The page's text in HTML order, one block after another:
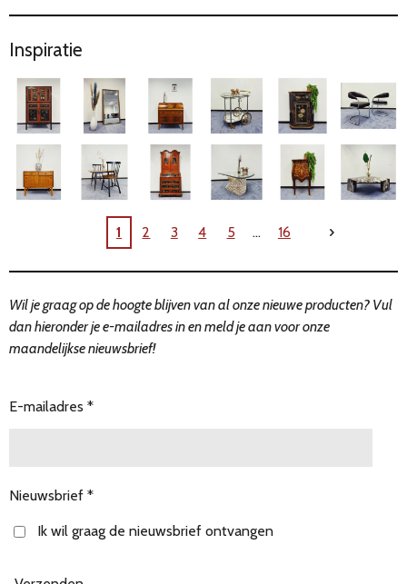
maanden
Point!
media!
Inspiratie
1 2 3 4 5 16
Wil je graag op de hoogte blijven van al onze nieuwe producten? Vul
dan hieronder je e-mailadres in en meld je aan voor onze
maandelijkse nieuwsbrief!
E-mailadres *
Nieuwsbrief *
Ik wil graag de nieuwsbrief ontvangen